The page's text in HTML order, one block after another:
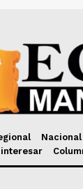
Nacional